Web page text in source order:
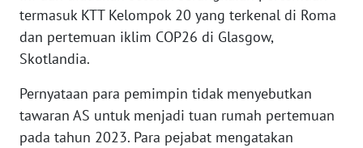
termasuk KTT Kelompok 20 yang terkenal di Roma
dan pertemuan iklim COP26 di Glasgow,
Skotlandia.
Pernyataan para pemimpin tidak menyebutkan
tawaran AS untuk menjadi tuan rumah pertemuan
pada tahun 2023. Para pejabat mengatakan
WN
BALI
WN
KALBAR